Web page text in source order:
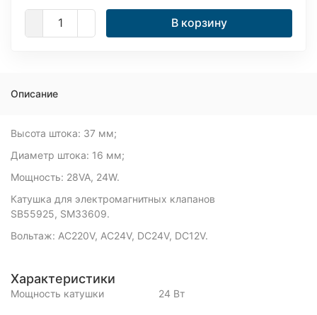
В корзину
Описание
Высота штока: 37 мм;
Диаметр штока: 16 мм;
Мощность: 28VA, 24W.
Катушка для электромагнитных клапанов
SB55925, SM33609.
Вольтаж: AC220V, AC24V, DC24V, DC12V.
Характеристики
Мощность катушки 24 Вт